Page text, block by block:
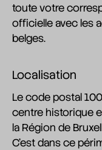
toute votre
officielle avec les
belges.
Localisation
Le code postal
centre historique
la Région de
C'est dans ce